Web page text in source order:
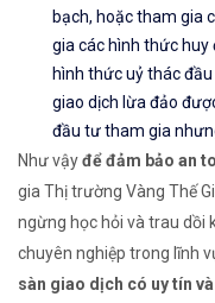
bạch, hoặc tham gia
gia các hình thức
hình thức uỷ thác
giao dịch lừa đảo
đầu tư tham gia
Như vậyđể đảm bảo an
gia Thị trường Vàng Thế
ngừng học hỏi và trau dồi
chuyên nghiệp trong lĩnh
sàn giao dịch có uy tín